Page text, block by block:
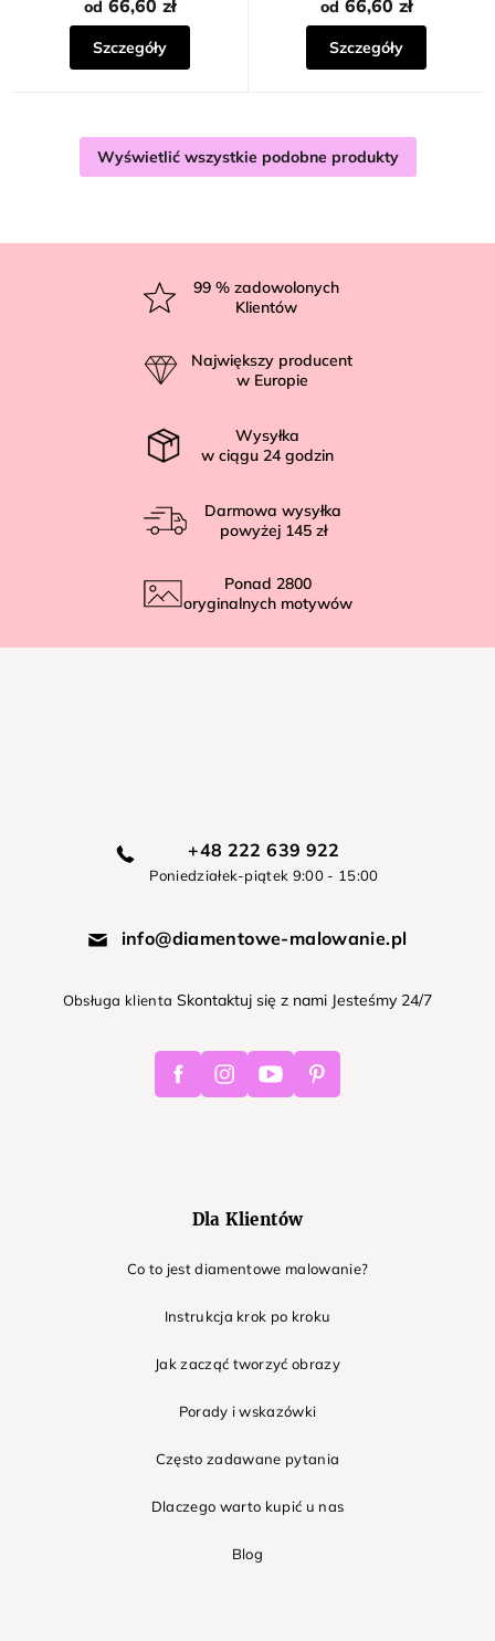
od 66,60 zł
Szczegóły
od 66,60 zł
Szczegóły
Wyświetlić wszystkie podobne produkty
99 % zadowolonych
Klientów
Największy producent
w Europie
Wysyłka
w ciągu 24 godzin
Darmowa wysyłka
powyżej 145 zł
Ponad 2800
oryginalnych motywów
+48 222 639 922
Poniedziałek-piątek 9:00 - 15:00
info@diamentowe-malowanie.pl
Obsługa klienta Skontaktuj się z nami Jesteśmy 24/7
FacebookInstagramYoutube Pinterest
Dla Klientów
Co to jest diamentowe malowanie?
Instrukcja krok po kroku
Jak zacząć tworzyć obrazy
Porady i wskazówki
Często zadawane pytania
Dlaczego warto kupić u nas
Blog